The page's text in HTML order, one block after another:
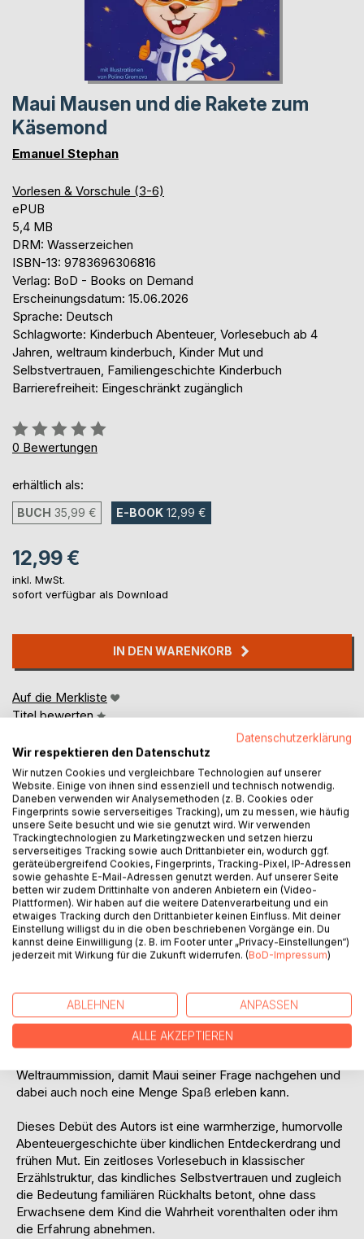
Maui Mausen und die Rakete zum
Käsemond
Emanuel Stephan
Vorlesen & Vorschule (3-6)
ePUB
5,4 MB
DRM: Wasserzeichen
ISBN-13: 9783696306816
Verlag: BoD - Books on Demand
Erscheinungsdatum: 15.06.2026
Sprache: Deutsch
Schlagworte: Kinderbuch Abenteuer, Vorlesebuch ab 4
Jahren, weltraum kinderbuch, Kinder Mut und
Selbstvertrauen, Familiengeschichte Kinderbuch
Barrierefreiheit: Eingeschränkt zugänglich
Bewertung::
0%
0 Bewertungen
erhältlich als:
BUCH 35,99 € E-BOOK 12,99 €
12,99 €
inkl. MwSt.
sofort verfügbar als Download
IN DEN WARENKORB
Auf die Merkliste
Titel bewerten
BESCHREIBUNG
Als er in einem Kinderlied hört, dass der Mond aus Käse
bestehen soll, lässt dieser Gedanke den kleinen Mäuserich
Maui Mausen nicht mehr los. Seine Familie schmunzelt
zwar über seine Fantasie, nimmt seine Neugier jedoch
ernst, unterstützt ihn bei seiner Suche nach Antworten und
und Zusammenhänge selbst zu erschließen.
Mit Abenteuerlust und Erfindergeist begeben sich drei
Generationen Mäuseriche der Familie Mausen in einer
Weltraummission, damit Maui seiner Frage nachgehen und
dabei auch noch eine Menge Spaß erleben kann.
Dieses Debüt des Autors ist eine warmherzige, humorvolle
Abenteuergeschichte über kindlichen Entdeckerdrang und
frühen Mut. Ein zeitloses Vorlesebuch in klassischer
Erzählstruktur, das kindliches Selbstvertrauen und zugleich
die Bedeutung familiären Rückhalts betont, ohne dass
Erwachsene dem Kind die Wahrheit vorenthalten oder ihm
die Erfahrung abnehmen.
Datenschutzerklärung
Wir respektieren den Datenschutz
Wir nutzen Cookies und vergleichbare Technologien auf unserer
Website. Einige von ihnen sind essenziell und technisch notwendig.
Daneben verwenden wir Analysemethoden (z. B. Cookies oder
Fingerprints sowie serverseitiges Tracking), um zu messen, wie häufig
unsere Seite besucht und wie sie genutzt wird. Wir verwenden
Trackingtechnologien zu Marketingzwecken und setzen hierzu
serverseitiges Tracking sowie auch Drittanbieter ein, wodurch ggf.
geräteübergreifend Cookies, Fingerprints, Tracking-Pixel, IP-Adressen
sowie gehashte E-Mail-Adressen genutzt werden. Auf unserer Seite
betten wir zudem Drittinhalte von anderen Anbietern ein (Video-
Plattformen). Wir haben auf die weitere Datenverarbeitung und ein
etwaiges Tracking durch den Drittanbieter keinen Einfluss. Mit deiner
Einstellung willigst du in die oben beschriebenen Vorgänge ein. Du
kannst deine Einwilligung (z. B. im Footer unter „Privacy-Einstellungen“)
jederzeit mit Wirkung für die Zukunft widerrufen. (BoD-Impressum)
ABLEHNEN ANPASSEN
ALLE AKZEPTIEREN